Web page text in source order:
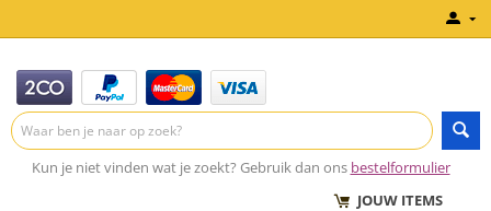
Kun je niet vinden wat je zoekt? Gebruik dan ons bestelformulier
JOUW ITEMS